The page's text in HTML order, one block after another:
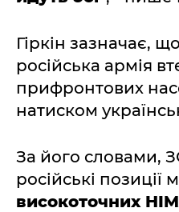
Гіркін зазначає,
російська армія
прифронтових
натиском
За його словами,
російські
високоточних